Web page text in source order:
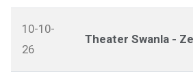
10-10-
26
Theater Swanla -